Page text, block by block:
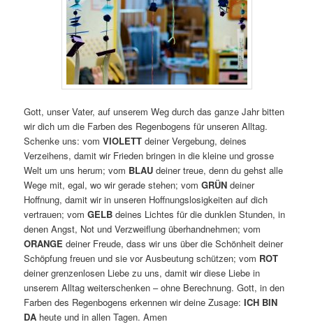
Gott, unser Vater, auf unserem Weg durch das ganze Jahr bitten
wir dich um die Farben des Regenbogens für unseren Alltag.
Schenke uns: vomVIOLETT deiner Vergebung, deines
Verzeihens, damit wir Frieden bringen in die kleine und grosse
Welt um uns herum; vom BLAU deiner treue, denn du gehst alle
Wege mit, egal, wo wir gerade stehen; vomGRÜN deiner
Hoffnung, damit wir in unseren Hoffnungslosigkeiten auf dich
vertrauen; vomGELB deines Lichtes für die dunklen Stunden, in
denen Angst, Not und Verzweiflung überhandnehmen; vom
ORANGE deiner Freude, dass wir uns über die Schönheit deiner
Schöpfung freuen und sie vor Ausbeutung schützen; vom ROT
deiner grenzenlosen Liebe zu uns, damit wir diese Liebe in
unserem Alltag weiterschenken – ohne Berechnung. Gott, in den
Farben des Regenbogens erkennen wir deine Zusage: ICH BIN
DA heute und in allen Tagen. Amen